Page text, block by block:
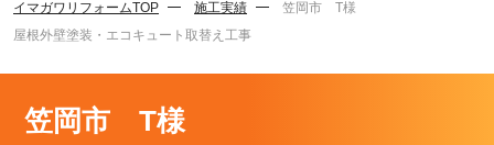
イマガワリフォームTOP 施工実績
笠岡市 T様
屋根外壁塗装・エコキュート取替え工事
笠岡市 T様